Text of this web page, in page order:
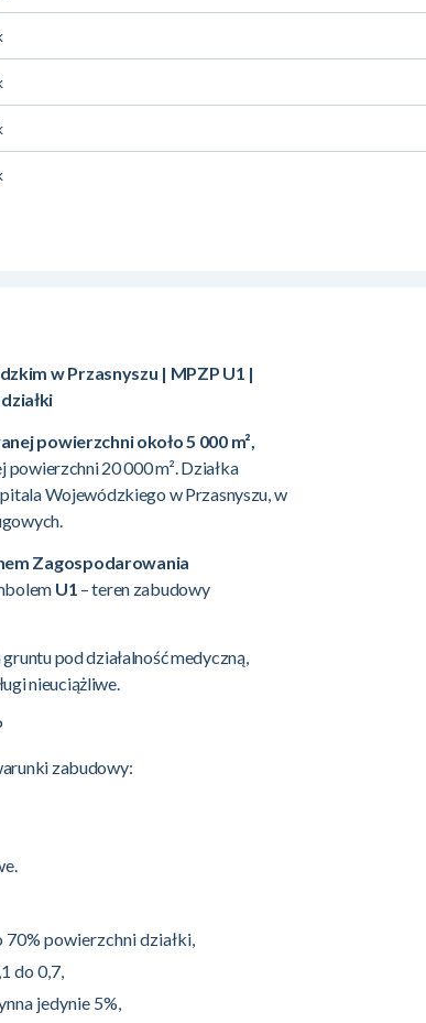
w Przasnyszu | MPZP U1 |
powierzchni około 5 000 m²,
20 000 m². Działka
Wojewódzkiego w Przasnyszu, w
Zagospodarowania
U1 – teren zabudowy
pod działalność medyczną,
nieuciążliwe.
zabudowy:
powierzchni działki,
do 0,7,
jedynie 5%,